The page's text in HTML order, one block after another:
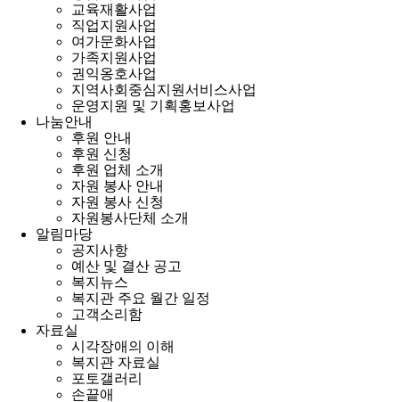
교육재활사업
직업지원사업
여가문화사업
가족지원사업
권익옹호사업
지역사회중심지원서비스사업
운영지원 및 기획홍보사업
나눔안내
후원 안내
후원 신청
후원 업체 소개
자원 봉사 안내
자원 봉사 신청
자원봉사단체 소개
알림마당
공지사항
예산 및 결산 공고
복지뉴스
복지관 주요 월간 일정
고객소리함
자료실
시각장애의 이해
복지관 자료실
포토갤러리
손끝애